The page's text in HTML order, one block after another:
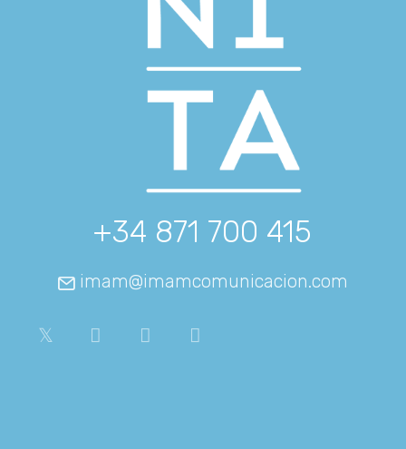
+34 871 700 415
imam@imamcomunicacion.com